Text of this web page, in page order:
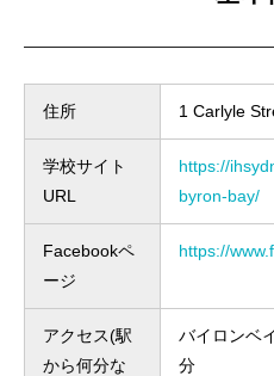
住所 1 Carlyle
学校サイト
URL
https://
byron-bay/
Facebookペ
ージ
https://
アクセス(駅
から何分な
バイロンベ
分